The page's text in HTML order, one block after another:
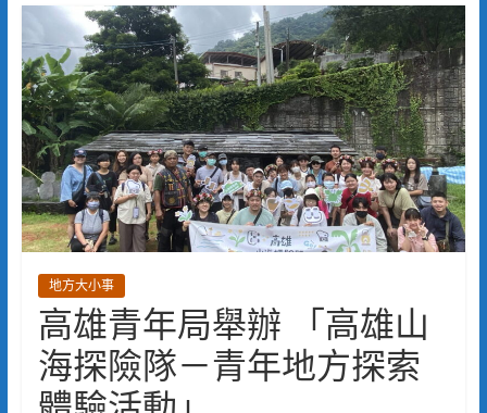
地方大小事
高雄青年局舉辦 「高雄山
海探險隊－青年地方探索